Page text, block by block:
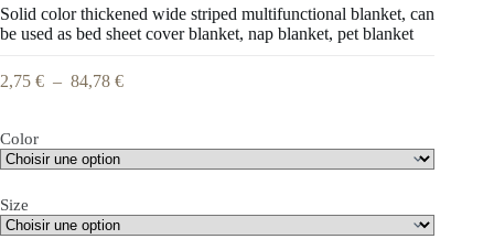
Solid color thickened wide striped multifunctional blanket, can
be used as bed sheet cover blanket, nap blanket, pet blanket
2,75 € – 84,78 €
Color
Size